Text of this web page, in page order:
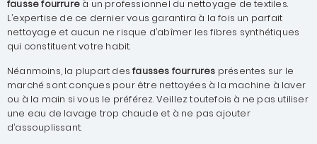
fausse fourrure à un professionnel du nettoyage de textiles.
L’expertise de ce dernier vous garantira à la fois un parfait
nettoyage et aucun ne risque d’abîmer les fibres synthétiques
qui constituent votre habit.
Néanmoins, la plupart desfausses fourrures présentes sur le
marché sont conçues pour être nettoyées à la machine à laver
ou à la main si vous le préférez. Veillez toutefois à ne pas utiliser
une eau de lavage trop chaude et à ne pas ajouter
d’assouplissant.